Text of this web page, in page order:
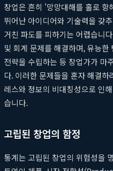
창업은 흔히 '망망대해를 홀로
뛰어난 아이디어와 기술력을 갖
거친 파도를 피하기는 어렵습니
및 회계 문제를 해결하며, 유능
전략을 수립하는 등 창업가가 마
다. 이러한 문제들을 혼자 해결
레스와 정보의 비대칭성으로 인
습니다.
고립된 창업의 함정
통계는 고립된 창업의 위험성을